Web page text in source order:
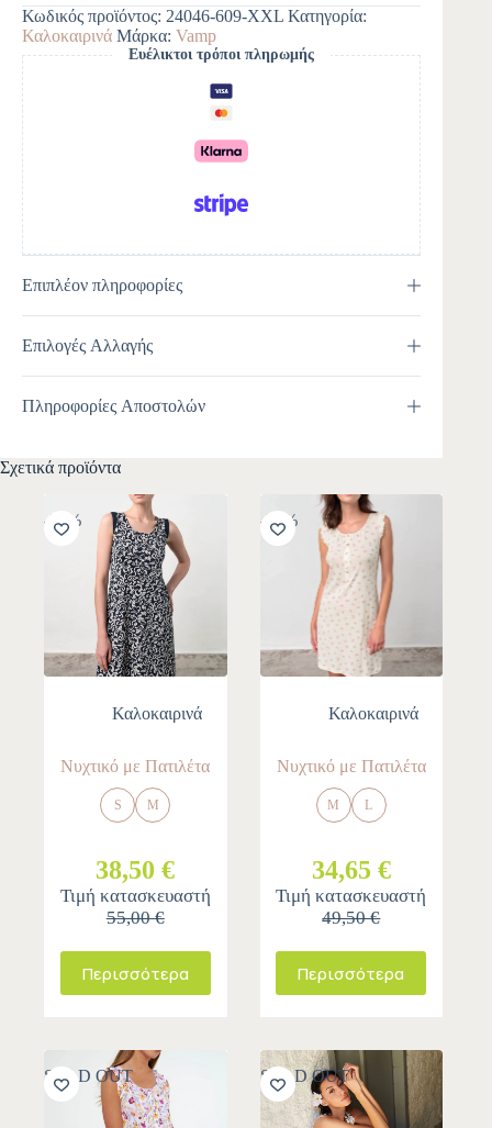
r
n
a
t
i
v
e
:
Κωδικός προϊόντος: 24046-609-XXL Κατηγορία:
Καλοκαιρινά Μάρκα: Vamp
Ευέλικτοι τρόποι πληρωμής
Επιπλέον πληροφορίες
Επιλογές Αλλαγής
Πληροφορίες Αποστολών
Σχετικά προϊόντα
-30%
Καλοκαιρινά
Νυχτικό με Πατιλέτα
S M
38,50 €
Τιμή κατασκευαστή
55,00 €
Περισσότερα
-30%
Καλοκαιρινά
Νυχτικό με Πατιλέτα
M L
34,65 €
Τιμή κατασκευαστή
49,50 €
Περισσότερα
SOLD OUT SOLD OUT